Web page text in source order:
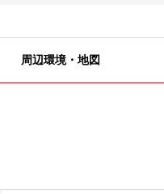
周辺環境・地図